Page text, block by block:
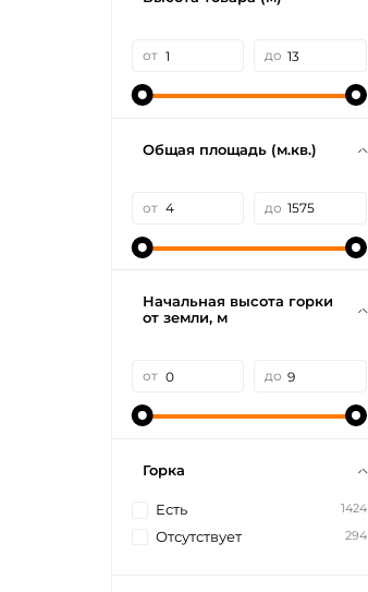
от до
Общая площадь (м.кв.)
от до
Начальная высота горки
от земли, м
от до
Горка
Есть 1424
Отсутствует 294